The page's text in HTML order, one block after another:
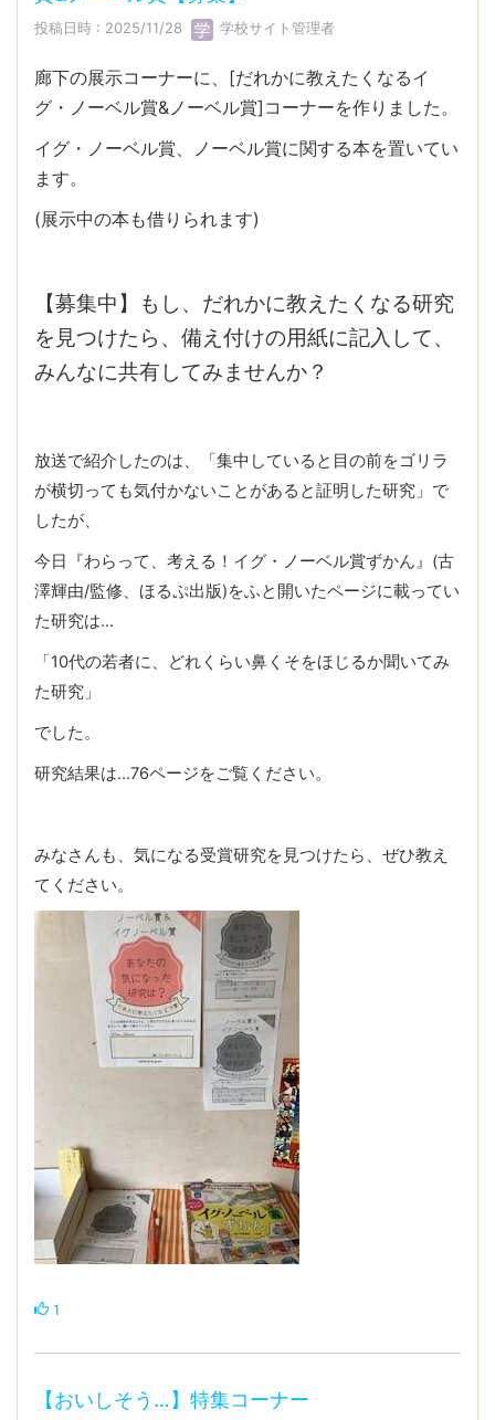
投稿日時 : 2025/11/28 学校サイト管理者
廊下の展示コーナーに、[だれかに教えたくなるイ
グ・ノーベル賞&ノーベル賞]コーナーを作りました。
イグ・ノーベル賞、ノーベル賞に関する本を置いてい
ます。
(展示中の本も借りられます)
【募集中】もし、だれかに教えたくなる研究
を見つけたら、備え付けの用紙に記入して、
みんなに共有してみませんか？
放送で紹介したのは、「集中していると目の前をゴリラ
が横切っても気付かないことがあると証明した研究」で
したが、
今日『わらって、考える！イグ・ノーベル賞ずかん』(古
澤輝由/監修、ほるぷ出版)をふと開いたページに載ってい
た研究は…
「10代の若者に、どれくらい鼻くそをほじるか聞いてみ
た研究」
でした。
研究結果は…76ページをご覧ください。
みなさんも、気になる受賞研究を見つけたら、ぜひ教え
てください。
1
【おいしそう…】特集コーナー